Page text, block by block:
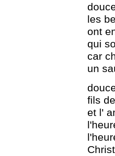
les
ont
qui
car
un
fils
et l'